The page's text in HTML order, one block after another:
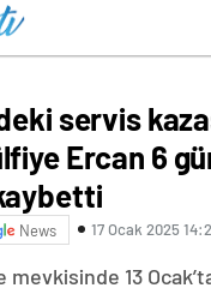
servis
Ercan 6
News 17 Ocak 2025
mevkisinde 13